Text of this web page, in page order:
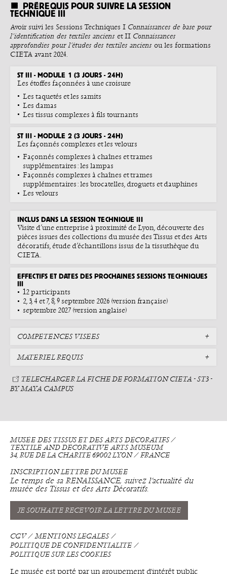
PRÉREQUIS POUR SUIVRE LA SESSION
TECHNIQUE III
Avoir suivi les Sessions Techniques I Connaissances de base pour
l’identification des textiles anciens et II Connaissances
approfondies pour l’études des textiles anciens ou les formations
CIETA avant 2024.
ST III - MODULE 1 (3 JOURS - 24H)
Les étoffes façonnées à une croisure
Les taquetés et les samits
Les damas
Les tissus complexes à fils tournants
ST III - MODULE 2 (3 JOURS - 24H)
Les façonnés complexes et les velours
Façonnés complexes à chaînes et trames
supplémentaires : les lampas
Façonnés complexes à chaînes et trames
supplémentaires : les brocatelles, droguets et dauphines
Les velours
INCLUS DANS LA SESSION TECHNIQUE III
Visite d’une entreprise à proximité de Lyon, découverte des
pièces issues des collections du musée des Tissus et des Arts
décoratifs, étude d’échantillons issus de la tissuthèque du
CIETA.
EFFECTIFS ET DATES DES PROCHAINES SESSIONS TECHNIQUES
III
12 participants
2, 3, 4 et 7, 8, 9 septembre 2026 (version française)
septembre 2027 (version anglaise)
COMPÉTENCES VISÉES
MATÉRIEL REQUIS
TÉLECHARGER LA FICHE DE FORMATION CIETA - ST3 -
BY MAYA CAMPUS
MUSÉE DES TISSUS ET DES ARTS DÉCORATIFS ⁄
TEXTILE AND DECORATIVE ARTS MUSEUM
34, RUE DE LA CHARITÉ 69002 LYON ⁄ FRANCE
INSCRIPTION LETTRE DU MUSÉE
Le temps de sa RENAISSANCE, suivez l’actualité du
musée des Tissus et des Arts Décoratifs.
JE SOUHAITE RECEVOIR LA LETTRE DU MUSÉE
CGV
MENTIONS LÉGALES
POLITIQUE DE CONFIDENTIALITÉ
POLITIQUE SUR LES COOKIES
Le musée est porté par un groupement d'intérêt public